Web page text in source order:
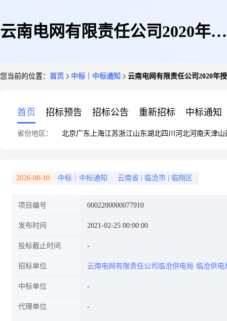
云南电网有限责任公司2020年授
源谈判)-公示公告
您当前的位置： 首页 中标｜中标通知 云南电网有限责任公司2020年
首页 招标预告 招标公告 重新招标 中标通知
省份地区： 北京广东 上海江苏浙江山东湖北四川 河北河南天津山
2026-08-10 中标｜中标通知 云南省 临沧市 临翔区
项目编号 0002200000077910
发布时间 2021-02-25 00:00:00
投标截止时间
招标单位 云南电网有限责任公司临沧供电局 临沧供电
中标单位
代理单位